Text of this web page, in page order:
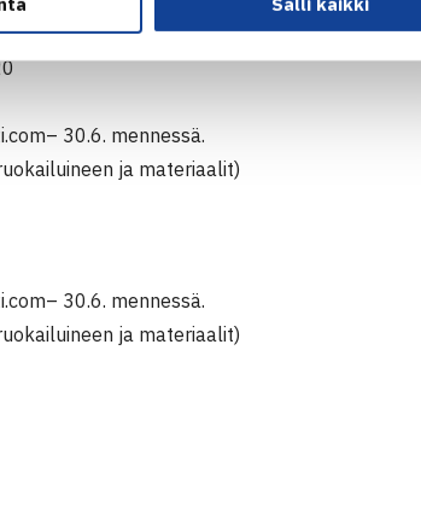
30.6. mennessä.
ja materiaalit)
30.6. mennessä.
ja materiaalit)